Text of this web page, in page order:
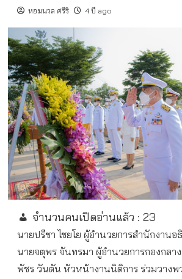
หอมนวล ศรีริ 4 ปี ago
จำนวนคนเปิดอ่านแล้ว : 23
นายปรีชา ไชยโย ผู้อำนวยการสำนักงาน
นายจตุพร จันทรมา ผู้อำนวยการกองกลา
พัชร วันตัน หัวหน้างานนิติการ ร่วมวางพ